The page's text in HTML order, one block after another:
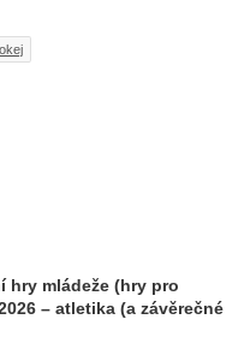
hry mládeže (hry pro
– atletika (a závěrečné